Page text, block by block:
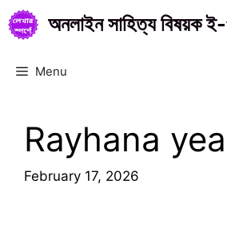
Skip
to
অনলাইন সাহিত্য বিষয়ক
Menu
Rayhana
February 17, 2026